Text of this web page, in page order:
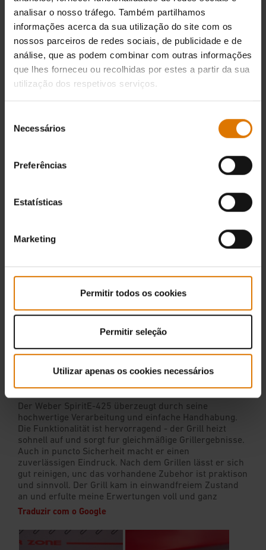
analisar o nosso tráfego. Também partilhamos
informações acerca da sua utilização do site com os
nossos parceiros de redes sociais, de publicidade e de
análise, que as podem combinar com outras informações
que lhes forneceu ou recolhidas por estes a partir da sua
utilização dos respetivos serviços.
Necessários
Preferências
Estatísticas
Marketing
Permitir todos os cookies
Permitir seleção
Utilizar apenas os cookies necessários